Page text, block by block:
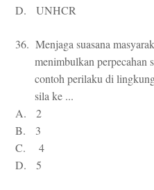
D. UNHCR
36. Menjaga suasana
menimbulkan perpecahan
contoh perilaku di
sila ke ...
A.
B. 3
C.
D. 5